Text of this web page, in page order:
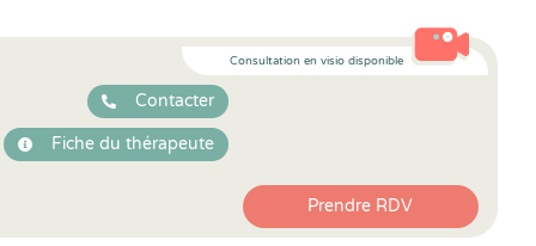
Consultation en visio disponible
Contacter
Fiche du thérapeute
Prendre RDV